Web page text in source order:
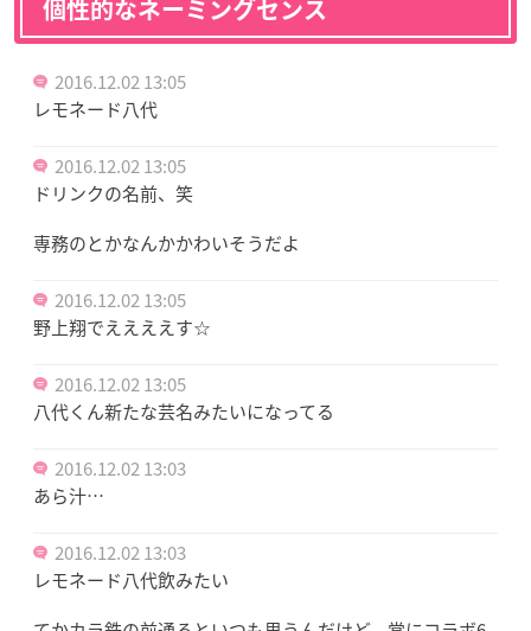
個性的なネーミングセンス
2016.12.02 13:05
レモネード八代
2016.12.02 13:05
ドリンクの名前、笑
専務のとかなんかかわいそうだよ
2016.12.02 13:05
野上翔でええええす☆
2016.12.02 13:05
八代くん新たな芸名みたいになってる
2016.12.02 13:03
あら汁…
2016.12.02 13:03
レモネード八代飲みたい